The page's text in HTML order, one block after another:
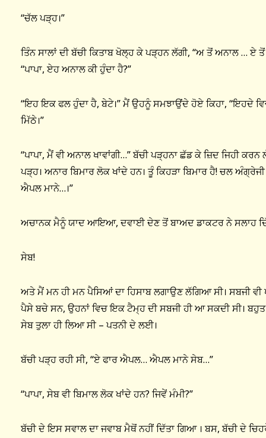
“ਚੱਲ ਪੜ੍ਹ।”
ਤਿੰਨ ਸਾਲਾਂ ਦੀ ਬੱਚੀ ਕਿਤਾਬ ਖੋਲ੍ਹ ਕੇ ਪੜ੍ਹਨ ਲੱਗੀ, “ਅ ਤੋਂ ਅਨਾਲ …
“ਪਾਪਾ, ਏਹ ਅਨਾਲ ਕੀ ਹੁੰਦਾ ਹੈ?”
“ਇਹ ਇਕ ਫਲ ਹੁੰਦਾ ਹੈ, ਬੇਟੇ।” ਮੈਂ ਉਹਨੂੰ ਸਮਝਾਉਂਦੇ ਹੋਏ ਕਿਹਾ, “ਇਹਦੇ
ਮਿੱਠੇ।”
“ਪਾਪਾ, ਮੈਂ ਵੀ ਅਨਾਲ ਖਾਵਾਂਗੀ…” ਬੱਚੀ ਪੜ੍ਹਨਾ ਛੱਡ ਕੇ ਜ਼ਿਦ ਜਿਹੀ
ਪੜ੍ਹ। ਅਨਾਰ ਬਿਮਾਰ ਲੋਕ ਖਾਂਦੇ ਹਨ। ਤੂੰ ਕਿਹੜਾ ਬਿਮਾਰ ਹੈ! ਚਲ
ਐਪਲ ਮਾਨੇ…।”
ਅਚਾਨਕ ਮੈਨੂੰ ਯਾਦ ਆਇਆ, ਦਵਾਈ ਦੇਣ ਤੋਂ ਬਾਅਦ ਡਾਕਟਰ ਨੇ ਸਲਾਹ
ਸੇਬ!
ਅਤੇ ਮੈਂ ਮਨ ਹੀ ਮਨ ਪੈਸਿਆਂ ਦਾ ਹਿਸਾਬ ਲਗਾਉਣ ਲੱਗਿਆ ਸੀ। ਸਬਜੀ ਵੀ
ਪੈਸੇ ਬਚੇ ਸਨ, ਉਹਨਾਂ ਵਿਚ ਇਕ ਟੈਮ੍ਹ ਦੀ ਸਬਜੀ ਹੀ ਆ ਸਕਦੀ ਸੀ।
ਸੇਬ ਤੁਲਾ ਹੀ ਲਿਆ ਸੀ – ਪਤਨੀ ਦੇ ਲਈ।
ਬੱਚੀ ਪੜ੍ਹ ਰਹੀ ਸੀ, “ਏ ਫਾਰ ਐਪਲ… ਐਪਲ ਮਾਨੇ ਸੇਬ…”
“ਪਾਪਾ, ਸੇਬ ਵੀ ਬਿਮਾਲ ਲੋਕ ਖਾਂਦੇ ਹਨ? ਜਿਵੇਂ ਮੰਮੀ?”
ਬੱਚੀ ਦੇ ਇਸ ਸਵਾਲ ਦਾ ਜਵਾਬ ਮੈਥੋਂ ਨਹੀਂ ਦਿੱਤਾ ਗਿਆ । ਬਸ, ਬੱਚੀ ਦੇ